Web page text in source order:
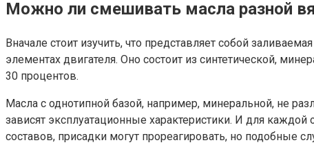
Можно ли смешивать масла разной
Вначале стоит изучить, что представляет собой
элементах двигателя. Оно состоит из синтетической,
30 процентов.
Масла с однотипной базой, например, минеральной, не
зависят эксплуатационные характеристики. И для
составов, присадки могут прореагировать, но подобные